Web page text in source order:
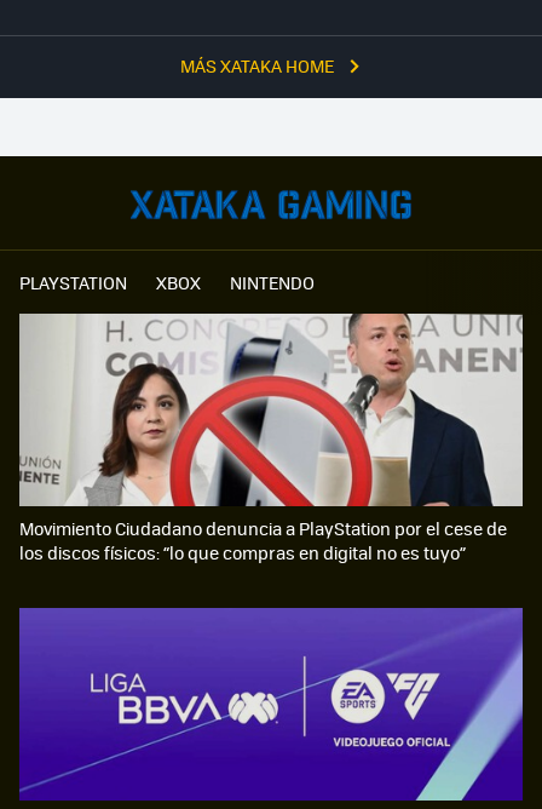
MÁS XATAKA HOME
PLAYSTATION XBOX NINTENDO
Movimiento Ciudadano denuncia a PlayStation por el cese de
los discos físicos: “lo que compras en digital no es tuyo”